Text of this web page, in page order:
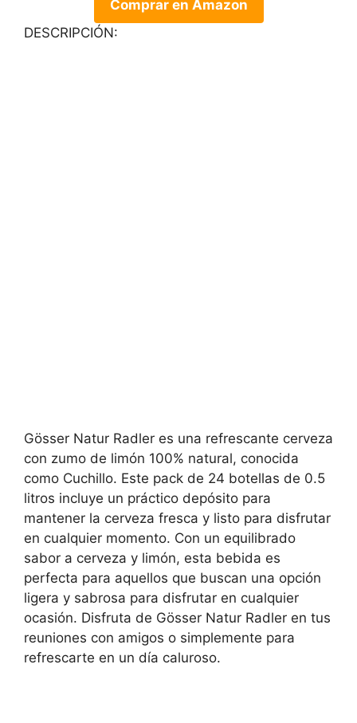
Comprar en Amazon
DESCRIPCIÓN:
Gösser Natur Radler es una refrescante cerveza
con zumo de limón 100% natural, conocida
como Cuchillo. Este pack de 24 botellas de 0.5
litros incluye un práctico depósito para
mantener la cerveza fresca y listo para disfrutar
en cualquier momento. Con un equilibrado
sabor a cerveza y limón, esta bebida es
perfecta para aquellos que buscan una opción
ligera y sabrosa para disfrutar en cualquier
ocasión. Disfruta de Gösser Natur Radler en tus
reuniones con amigos o simplemente para
refrescarte en un día caluroso.